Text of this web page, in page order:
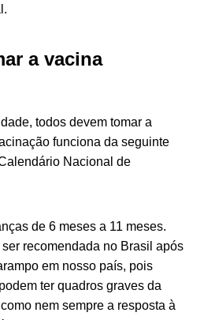
a vacina
todos devem tomar a
funciona da seguinte
Nacional de
de 6 meses a 11 meses.
recomendada no Brasil após
em nosso país, pois
ter quadros graves da
nem sempre a resposta à